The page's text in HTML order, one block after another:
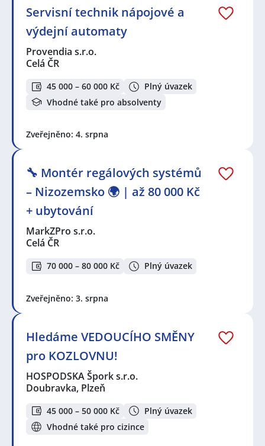
Servisní technik nápojové a
výdejní automaty
Provendia s.r.o.
Celá ČR
45 000 – 60 000 Kč
Plný úvazek
Vhodné také pro absolventy
Zveřejněno: 4. srpna
🔧 Montér regálových systémů
– Nizozemsko 🌍 | až 80 000 Kč
+ ubytování
MarkZPro s.r.o.
Celá ČR
70 000 – 80 000 Kč Plný úvazek
Zveřejněno: 3. srpna
Hledáme VEDOUCÍHO SMĚNY
pro KOZLOVNU!
HOSPODSKA Špork s.r.o.
Doubravka, Plzeň
45 000 – 50 000 Kč
Plný úvazek
Vhodné také pro cizince